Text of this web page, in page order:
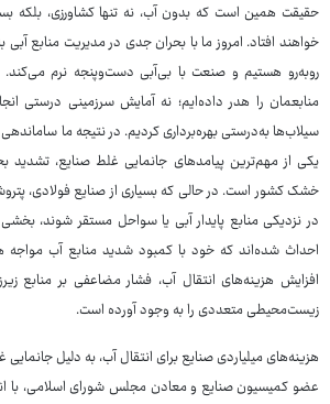
حقیقت همین است که بدون آب، نه تنها کشاورزی، بلکه
خواهند افتاد. امروز ما با بحران جدی در مدیریت منابع
روبه‌رو هستیم و صنعت با بی‌آبی دست‌وپنجه نرم می‌کند.
منابعمان را هدر داده‌ایم؛ نه آمایش سرزمینی درستی
سیلاب‌ها به‌درستی بهره‌برداری کردیم. در نتیجه ما
یکی از مهم‌ترین پیامدهای جانمایی غلط صنایع، تشدید
خشک کشور است. در حالی که بسیاری از صنایع فولادی،
در نزدیکی منابع پایدار آبی یا سواحل مستقر شوند،
احداث شده‌اند که خود با کمبود شدید منابع آب مواجه
افزایش هزینه‌های انتقال آب، فشار مضاعفی بر منابع
زیست‌محیطی متعددی را به وجود آورده است.
هزینه‌های میلیاردی صنایع برای انتقال آب، به دلیل جانمایی
عضو کمیسیون صنایع و معادن مجلس شورای اسلامی، با